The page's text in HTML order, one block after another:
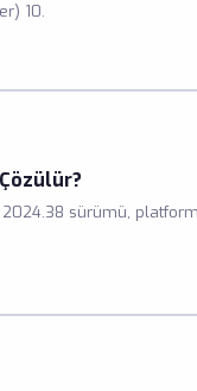
10.
2024.38 sürümü,